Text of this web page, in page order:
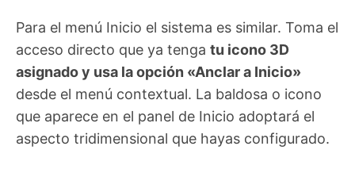
Para el menú Inicio el sistema es similar. Toma el
acceso directo que ya tenga tu icono 3D
asignado y usa la opción «Anclar a Inicio»
desde el menú contextual. La baldosa o icono
que aparece en el panel de Inicio adoptará el
aspecto tridimensional que hayas configurado.